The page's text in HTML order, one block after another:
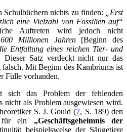
Schulbüchern nichts zu finden:
„Erst
eine Vielzahl von Fossilien auf“
Auftreten wird jedoch nicht
Millionen Jahren[Beginn des
Entfaltung eines reichen Tier- und
Dieser Satz verdeckt nicht nur das
falsch. Mit Beginn des Kambriums ist
Fülle vorhanden.
sich das Problem der fehlenden
nicht als Problem ausgewiesen wird.
S. J. Gould (7, S. 189) den
für ein „Geschäftsgeheimnis der
beispielsweise der Säugetiere